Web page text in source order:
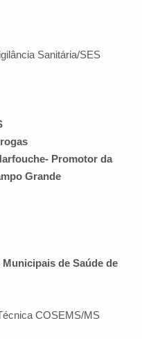
Sanitária/SES
Promotor da
Grande
de Saúde de
COSEMS/MS